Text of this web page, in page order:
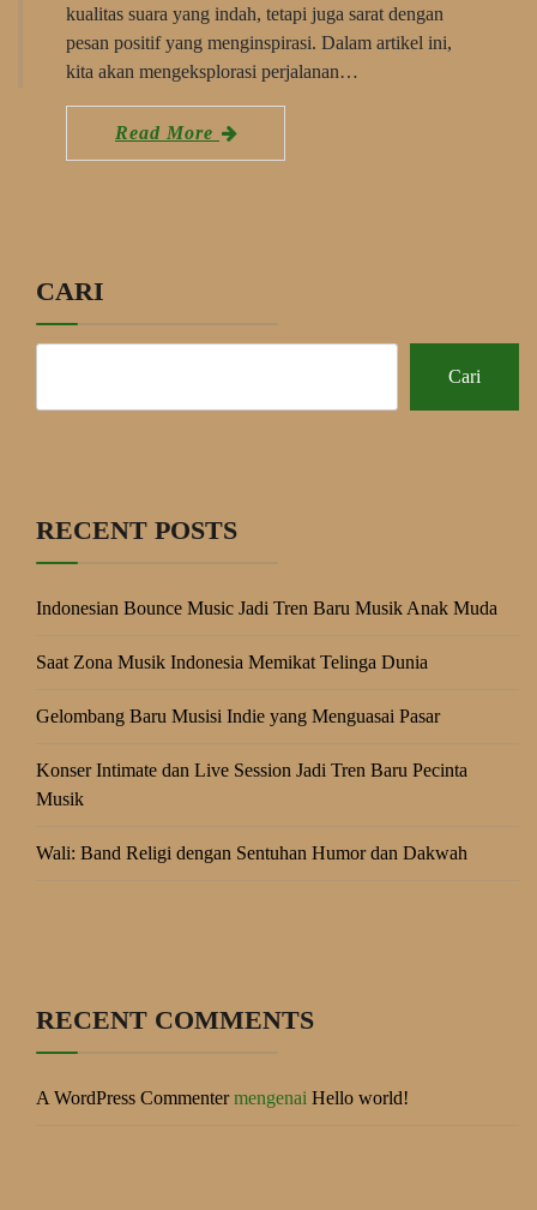
kualitas suara yang indah, tetapi juga sarat dengan
pesan positif yang menginspirasi. Dalam artikel ini,
kita akan mengeksplorasi perjalanan…
Read More
CARI
Cari
RECENT POSTS
Indonesian Bounce Music Jadi Tren Baru Musik Anak Muda
Saat Zona Musik Indonesia Memikat Telinga Dunia
Gelombang Baru Musisi Indie yang Menguasai Pasar
Konser Intimate dan Live Session Jadi Tren Baru Pecinta
Musik
Wali: Band Religi dengan Sentuhan Humor dan Dakwah
RECENT COMMENTS
A WordPress Commentermengenai Hello world!